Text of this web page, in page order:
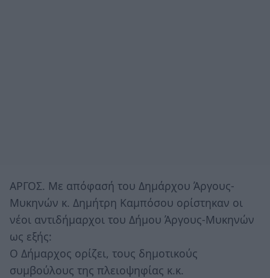
ΑΡΓΟΣ. Με απόφασή του Δημάρχου Άργους-
Μυκηνών κ. Δημήτρη Καμπόσου ορίστηκαν οι
νέοι αντιδήμαρχοι του Δήμου Άργους-Μυκηνών
ως εξής:
Ο Δήμαρχος ορίζει, τους δημοτικούς
συμβούλους της πλειοψηφίας κ.κ.